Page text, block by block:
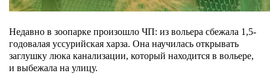
Недавно в зоопарке произошло ЧП: из вольера сбежала 1,5-
годовалая уссурийская харза. Она научилась открывать
заглушку люка канализации, который находится в вольере,
и выбежала на улицу.